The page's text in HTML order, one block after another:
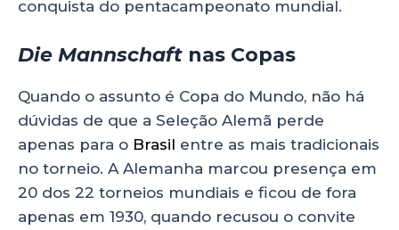
conquista do pentacampeonato mundial.
Die Mannschaft nas Copas
Quando o assunto é Copa do Mundo, não há
dúvidas de que a Seleção Alemã perde
apenas para o Brasil entre as mais tradicionais
no torneio. A Alemanha marcou presença em
20 dos 22 torneios mundiais e ficou de fora
apenas em 1930, quando recusou o convite